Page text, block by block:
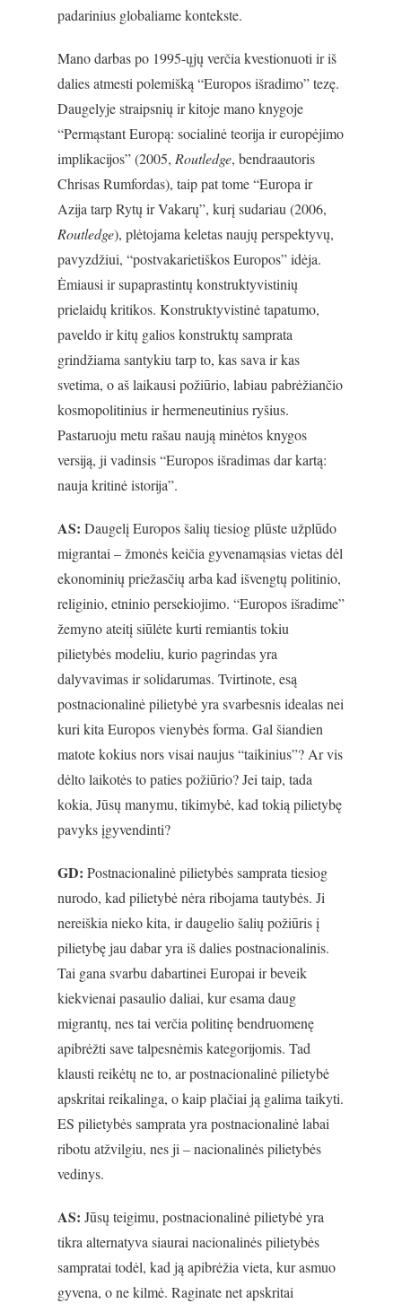
padarinius globaliame kontekste.
Mano darbas po 1995-ųjų verčia kvestionuoti ir iš
dalies atmesti polemišką “Europos išradimo” tezę.
Daugelyje straipsnių ir kitoje mano knygoje
“Permąstant Europą: socialinė teorija ir europėjimo
implikacijos” (2005, Routledge, bendraautoris
Chrisas Rumfordas), taip pat tome “Europa ir
Azija tarp Rytų ir Vakarų”, kurį sudariau (2006,
Routledge), plėtojama keletas naujų perspektyvų,
pavyzdžiui, “postvakarietiškos Europos” idėja.
Ėmiausi ir supaprastintų konstruktyvistinių
prielaidų kritikos. Konstruktyvistinė tapatumo,
paveldo ir kitų galios konstruktų samprata
grindžiama santykiu tarp to, kas sava ir kas
svetima, o aš laikausi požiūrio, labiau pabrėžiančio
kosmopolitinius ir hermeneutinius ryšius.
Pastaruoju metu rašau naują minėtos knygos
versiją, ji vadinsis “Europos išradimas dar kartą:
nauja kritinė istorija”.
AS: Daugelį Europos šalių tiesiog plūste užplūdo
migrantai – žmonės keičia gyvenamąsias vietas dėl
ekonominių priežasčių arba kad išvengtų politinio,
religinio, etninio persekiojimo. “Europos išradime”
žemyno ateitį siūlėte kurti remiantis tokiu
pilietybės modeliu, kurio pagrindas yra
dalyvavimas ir solidarumas. Tvirtinote, esą
postnacionalinė pilietybė yra svarbesnis idealas nei
kuri kita Europos vienybės forma. Gal šiandien
matote kokius nors visai naujus “taikinius”? Ar vis
dėlto laikotės to paties požiūrio? Jei taip, tada
kokia, Jūsų manymu, tikimybė, kad tokią pilietybę
pavyks įgyvendinti?
GD: Postnacionalinė pilietybės samprata tiesiog
nurodo, kad pilietybė nėra ribojama tautybės. Ji
nereiškia nieko kita, ir daugelio šalių požiūris į
pilietybę jau dabar yra iš dalies postnacionalinis.
Tai gana svarbu dabartinei Europai ir beveik
kiekvienai pasaulio daliai, kur esama daug
migrantų, nes tai verčia politinę bendruomenę
apibrėžti save talpesnėmis kategorijomis. Tad
klausti reikėtų ne to, ar postnacionalinė pilietybė
apskritai reikalinga, o kaip plačiai ją galima taikyti.
ES pilietybės samprata yra postnacionalinė labai
ribotu atžvilgiu, nes ji – nacionalinės pilietybės
vedinys.
AS: Jūsų teigimu, postnacionalinė pilietybė yra
tikra alternatyva siaurai nacionalinės pilietybės
sampratai todėl, kad ją apibrėžia vieta, kur asmuo
gyvena, o ne kilmė. Raginate net apskritai